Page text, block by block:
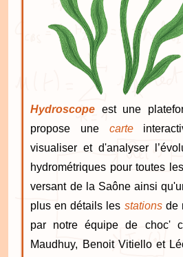
Hydroscope est une
propose une carte
visualiser et d'analyser
hydrométriques pour toutes
versant de la Saône ainsi
plus en détails les stationsde
par notre équipe de choc'
Maudhuy, Benoit Vitiello et